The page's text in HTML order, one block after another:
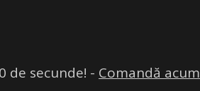
de secunde! - Comandă acum